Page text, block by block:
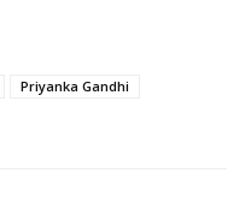
Priyanka Gandhi